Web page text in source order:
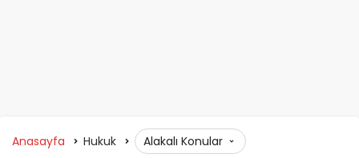
Anasayfa Hukuk Alakalı Konular